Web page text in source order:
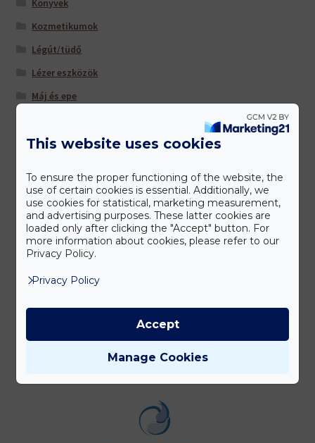
Könyvek
Kozmetikumok
Légút/tüdő
Lézer eszközök
Máj és epe
Nőknek
Szem/látás
Szív és érrendszer
Táplálkozás-Beállítás (TM) -hoz ajánljuk
Tisztítás és salaktalanítás
Úti patika
Várandósoknak
This website uses cookies
To ensure the proper functioning of the website, the
use of certain cookies is essential. Additionally, we
use cookies for statistical, marketing measurement,
and advertising purposes. These latter cookies are
loaded only after clicking the "Accept" button. For
more information about cookies, please refer to our
Privacy Policy.
Privacy Policy
Manage Cookies
Accept